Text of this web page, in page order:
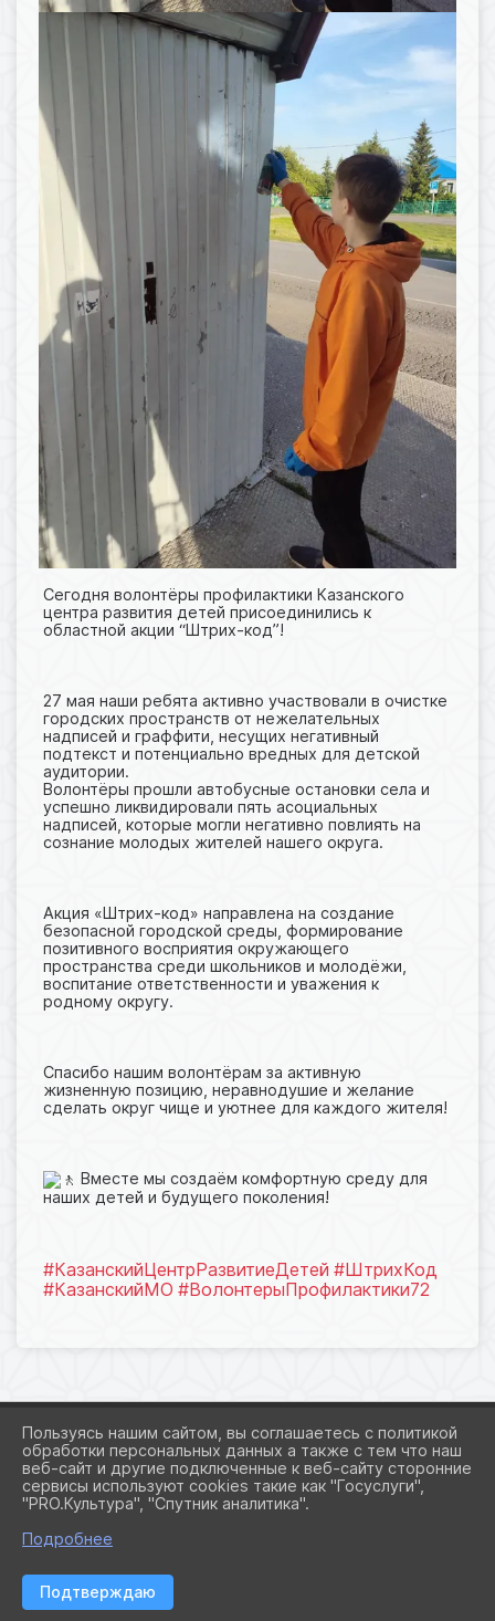
Сегодня волонтёры профилактики Казанского
центра развития детей присоединились к
областной акции “Штрих-код”!
27 мая наши ребята активно участвовали в очистке
городских пространств от нежелательных
надписей и граффити, несущих негативный
подтекст и потенциально вредных для детской
аудитории.
Волонтёры прошли автобусные остановки села и
успешно ликвидировали пять асоциальных
надписей, которые могли негативно повлиять на
сознание молодых жителей нашего округа.
Акция «Штрих-код» направлена на создание
безопасной городской среды, формирование
позитивного восприятия окружающего
пространства среди школьников и молодёжи,
воспитание ответственности и уважения к
родному округу.
Спасибо нашим волонтёрам за активную
жизненную позицию, неравнодушие и желание
сделать округ чище и уютнее для каждого жителя!
Вместе мы создаём комфортную среду для
наших детей и будущего поколения!
#КазанскийЦентрРазвитиеДетей #ШтрихКод
#КазанскийМО #ВолонтерыПрофилактики72
2026 Г. KAZAN-CRD.RU
ВХОД
КАРТА САЙТА
ПОЛИТИКА ОБРАБОТКИ ПЕРСОНАЛЬНЫХ ДАННЫХ
СДЕЛАНО НА KUBCMS
РАЗРАБОТКА И ПОДДЕРЖКА
Пользуясь нашим сайтом, вы соглашаетесь с политикой
обработки персональных данных а также с тем что наш
веб-сайт и другие подключенные к веб-сайту сторонние
сервисы используют cookies такие как "Госуслуги",
"PRO.Культура", "Спутник аналитика".
Подробнее
Подтверждаю